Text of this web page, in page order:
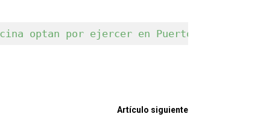
optan por ejercer en Puerto Rico”
Artículo siguiente